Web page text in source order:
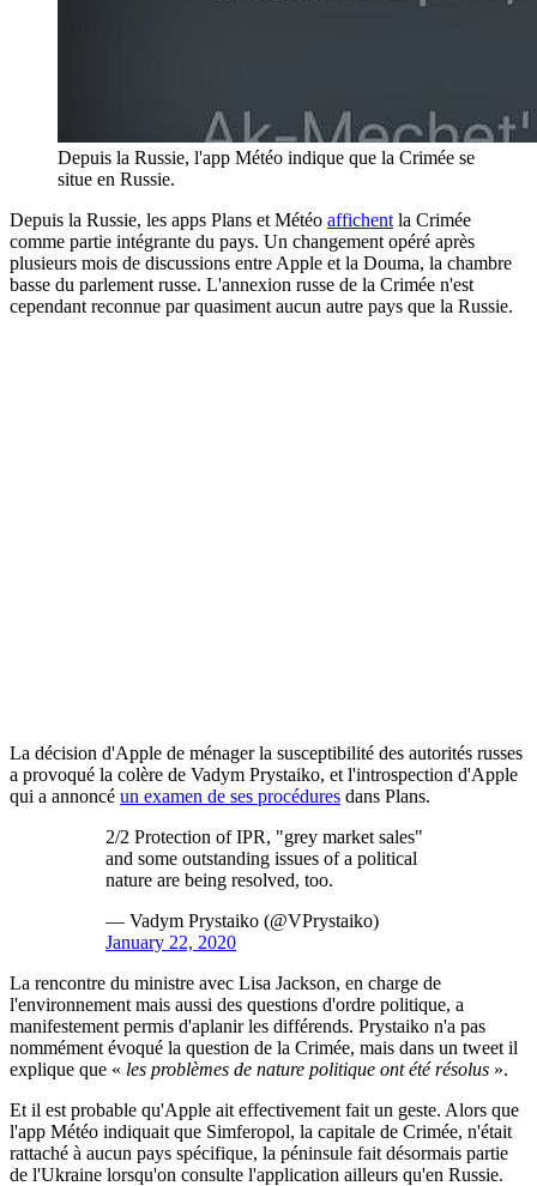
Depuis la Russie, l'app Météo indique que la Crimée se
situe en Russie.
Depuis la Russie, les apps Plans et Météo affichent la Crimée
comme partie intégrante du pays. Un changement opéré après
plusieurs mois de discussions entre Apple et la Douma, la chambre
basse du parlement russe. L'annexion russe de la Crimée n'est
cependant reconnue par quasiment aucun autre pays que la Russie.
La décision d'Apple de ménager la susceptibilité des autorités russes
a provoqué la colère de Vadym Prystaiko, et l'introspection d'Apple
qui a annoncé un examen de ses procédures dans Plans.
2/2 Protection of IPR, "grey market sales"
and some outstanding issues of a political
nature are being resolved, too.
— Vadym Prystaiko (@VPrystaiko)
January 22, 2020
La rencontre du ministre avec Lisa Jackson, en charge de
l'environnement mais aussi des questions d'ordre politique, a
manifestement permis d'aplanir les différends. Prystaiko n'a pas
nommément évoqué la question de la Crimée, mais dans un tweet il
explique que « les problèmes de nature politique ont été résolus ».
Et il est probable qu'Apple ait effectivement fait un geste. Alors que
l'app Météo indiquait que Simferopol, la capitale de Crimée, n'était
rattaché à aucun pays spécifique, la péninsule fait désormais partie
de l'Ukraine lorsqu'on consulte l'application ailleurs qu'en Russie.